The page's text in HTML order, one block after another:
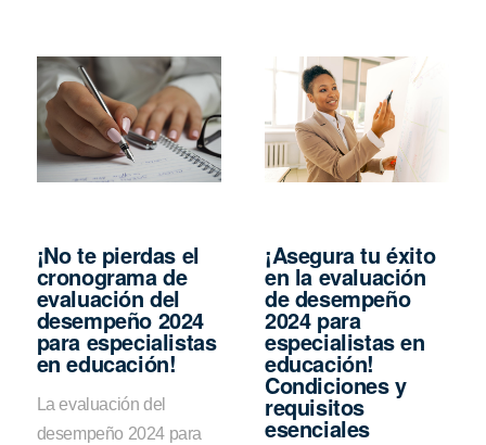
¡No te pierdas el
cronograma de
evaluación del
desempeño 2024
para especialistas
en educación!
La evaluación del
desempeño 2024 para
¡Asegura tu éxito
en la evaluación
de desempeño
2024 para
especialistas en
educación!
Condiciones y
requisitos
esenciales